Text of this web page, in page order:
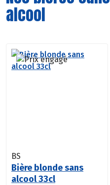
alcool
BS
Bière blonde sans
alcool 33cl